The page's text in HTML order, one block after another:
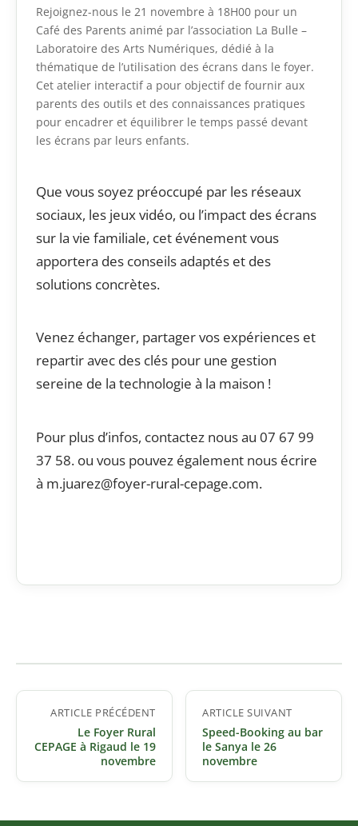
Rejoignez-nous le 21 novembre à 18H00 pour un
Café des Parents animé par l’association La Bulle –
Laboratoire des Arts Numériques, dédié à la
thématique de l’utilisation des écrans dans le foyer.
Cet atelier interactif a pour objectif de fournir aux
parents des outils et des connaissances pratiques
pour encadrer et équilibrer le temps passé devant
les écrans par leurs enfants.
Que vous soyez préoccupé par les réseaux
sociaux, les jeux vidéo, ou l’impact des écrans
sur la vie familiale, cet événement vous
apportera des conseils adaptés et des
solutions concrètes.
Venez échanger, partager vos expériences et
repartir avec des clés pour une gestion
sereine de la technologie à la maison !
Pour plus d’infos, contactez nous au 07 67 99
37 58. ou vous pouvez également nous écrire
à m.juarez@foyer-rural-cepage.com.
Navigation
l’article
ARTICLE PRÉCÉDENT
Le Foyer Rural
CEPAGE à Rigaud le 19
novembre
ARTICLE SUIVANT
Speed-Booking au bar
le Sanya le 26
novembre